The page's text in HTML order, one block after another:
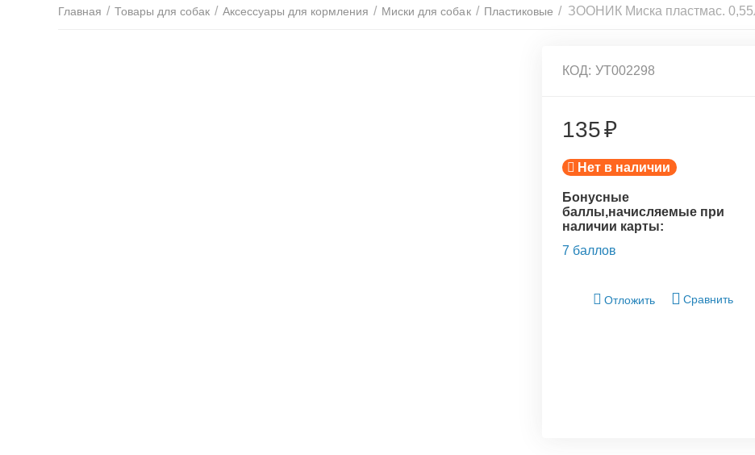
Главная / Товары для собак / Аксессуары для кормления / Миски для собак / Пластиковые /
КОД: УТ002298
135₽
Нет в наличии
Бонусные
баллы,начисляемые при
наличии карты:
7 баллов
Отложить Сравнить